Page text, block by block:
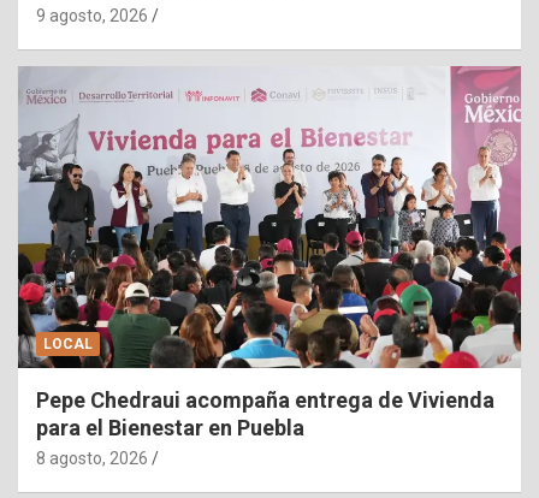
9 agosto, 2026
LOCAL
Pepe Chedraui acompaña entrega de Vivienda
para el Bienestar en Puebla
8 agosto, 2026